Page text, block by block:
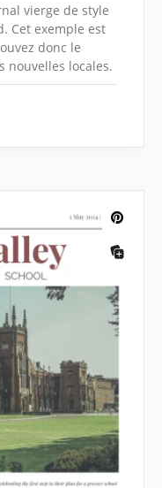
vierge de style
Cet exemple est
donc le
nouvelles locales.